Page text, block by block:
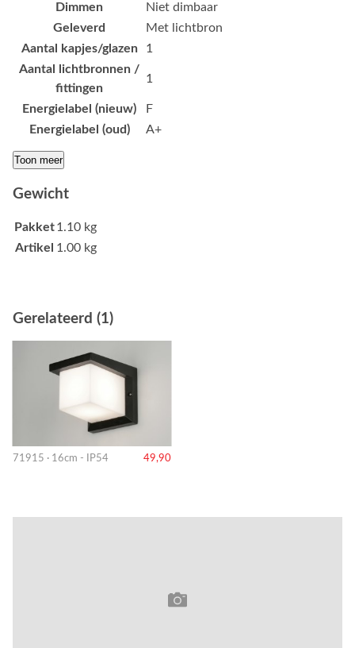
Dimmen
Niet dimbaar
Geleverd
Met lichtbron
Aantal kapjes/glazen
1
Aantal lichtbronnen /
fittingen
1
Energielabel (nieuw)
F
Energielabel (oud)
A+
Toon meer
Gewicht
Pakket1.10 kg
Artikel 1.00 kg
Gerelateerd (1)
71915 · 16cm - IP54 49,90